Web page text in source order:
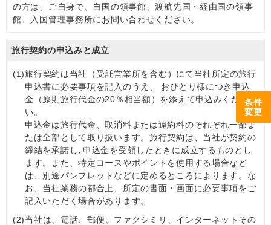
条件
変更
の方は、ご自身で、自国の領事館、渡航先国・経由国の領事
館、入国管理事務所にお問い合わせください。
旅行契約の申込みと成立
(1)旅行契約は当社（受託営業所を含む）にて当社所定の旅行
申込書に必要事項を記入のうえ、 おひとり様につき申込
金（原則旅行代金の20％相当額）を添えて申込みくださ
い。
申込金は旅行代金、取消料または違約料のそれぞれ一部ま
たは全部として取り扱います。旅行契約は、当社が契約の
締結を承諾し､申込金を受領したときに成立するものとし
ます。また、特定コースやポイントを使用する場合など
は、別途パンフレットなどに定めるところによります。な
お、当社業務の都合上、所定の書面・画面に必要事項をご
記入いただく場合があります。
(2)当社は、電話、郵便、ファクシミリ、インターネットその